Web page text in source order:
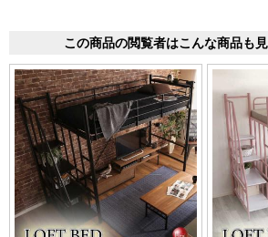
この商品の閲覧者はこんな商品も